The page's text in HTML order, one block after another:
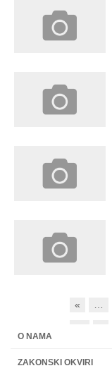
«
O NAMA
ZAKONSKI OKVIRI